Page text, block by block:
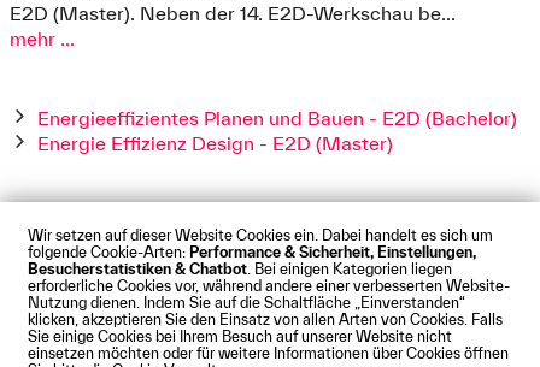
Wir setzen auf dieser Website Cookies ein. Dabei handelt es sich um
folgende Cookie-Arten: Performance & Sicherheit, Einstellungen,
Besucherstatistiken & Chatbot . Bei einigen Kategorien liegen
erforderliche Cookies vor, während andere einer verbesserten Website-
Nutzung dienen. Indem Sie auf die Schaltfläche „Einverstanden“
klicken, akzeptieren Sie den Einsatz von allen Arten von Cookies. Falls
Sie einige Cookies bei Ihrem Besuch auf unserer Website nicht
einsetzen möchten oder für weitere Informationen über Cookies öffnen
E2D (Master). Neben der 14. E2D-Werkschau be...
mehr ...
Energieeffizientes Planen und Bauen - E2D (Bachelor)
Energie Effizienz Design - E2D (Master)
Impressum Datenschutz Cookies
Barrierefreiheit
Kontakt Presse Anfahrt Intranet Webmail
© Technische Hochschule Augsburg